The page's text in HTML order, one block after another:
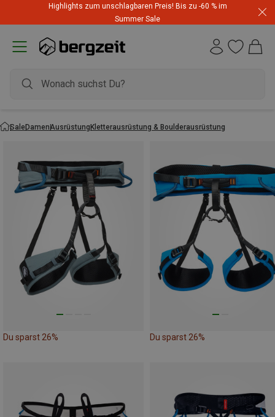
Highlights zum unschlagbaren Preis! Bis zu -60 % im
Summer Sale
SaleDamenAusrüstungKletterausrüstung & Boulderausrüstung
Du sparst 26% Du sparst 26%